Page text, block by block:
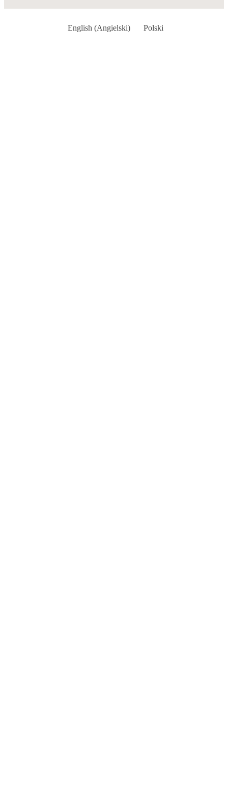
English (Angielski) Polski